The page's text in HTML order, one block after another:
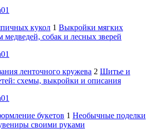
кукол 1 Выкройки мягких
собак и лесных зверей
ленточного кружева 2 Шитье и
схемы, выкройки и описания
букетов 1 Необычные поделки
своими руками